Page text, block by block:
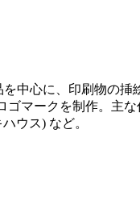
中心に、印刷物の
マークを制作。
ウス) など。